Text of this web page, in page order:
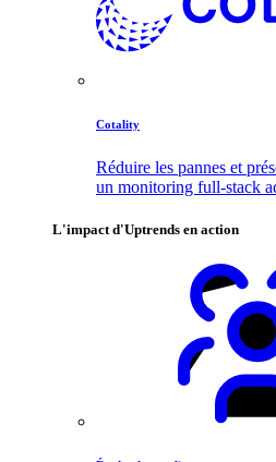
Cotality
Réduire les pannes et
un monitoring full-stack
L'impact d'Uptrends en action